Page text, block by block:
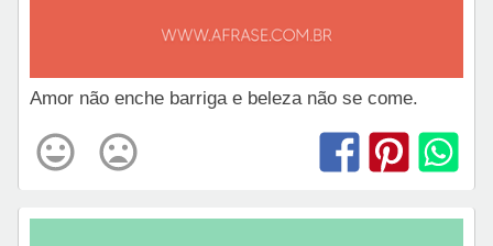
Amor não enche barriga e beleza não se come.